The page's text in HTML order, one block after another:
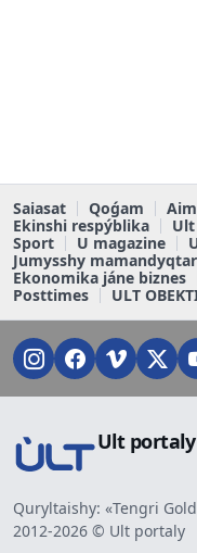
Saiasat Qoǵam
Ekinshi respýblika
Sport
U magazine
Jumysshy
Ekonomika jáne biznes
Posttimes
ULT
Ult portaly
Quryltaishy: «Tengri
2012-2026 © Ult portaly